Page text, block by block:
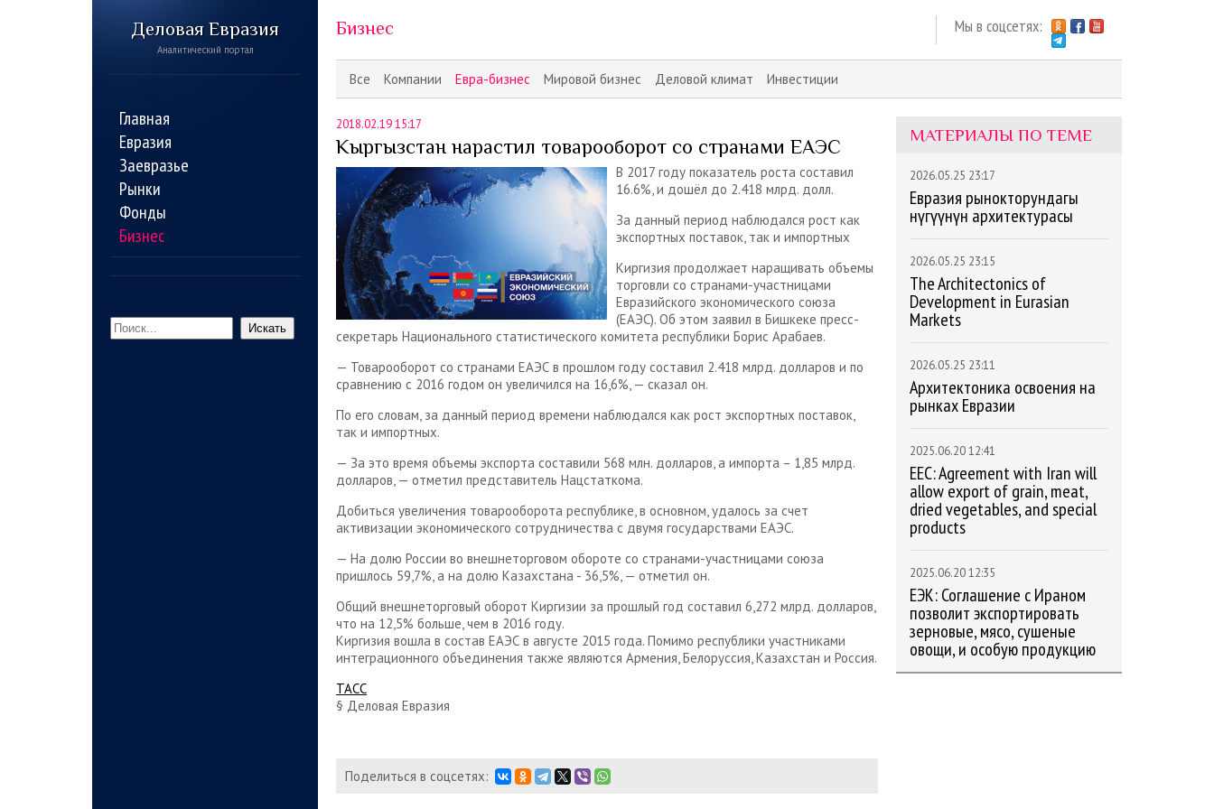
Деловая Евразия
Аналитический портал
Главная
Евразия
Заевразье
Рынки
Фонды
Бизнес
Искать
Мы в соцсетях:
Все Компании Евра-бизнес Мировой бизнес Деловой климат Инвестиции
Бизнес
2018.02.19 15:17
Кыргызстан нарастил товарооборот со странами ЕАЭС
В 2017 году показатель роста составил
16.6%, и дошёл до 2.418 млрд. долл.
За данный период наблюдался рост как
экспортных поставок, так и импортных
Киргизия продолжает наращивать объемы
торговли со странами-участницами
Евразийского экономического союза
(ЕАЭС). Об этом заявил в Бишкеке пресс-
секретарь Национального статистического комитета республики Борис Арабаев.
— Товарооборот со странами ЕАЭС в прошлом году составил 2.418 млрд. долларов и по
сравнению с 2016 годом он увеличился на 16,6%, — сказал он.
По его словам, за данный период времени наблюдался как рост экспортных поставок,
так и импортных.
— За это время объемы экспорта составили 568 млн. долларов, а импорта – 1,85 млрд.
долларов, — отметил представитель Нацстаткома.
Добиться увеличения товарооборота республике, в основном, удалось за счет
активизации экономического сотрудничества с двумя государствами ЕАЭС.
— На долю России во внешнеторговом обороте со странами-участницами союза
пришлось 59,7%, а на долю Казахстана - 36,5%, — отметил он.
Общий внешнеторговый оборот Киргизии за прошлый год составил 6,272 млрд. долларов,
что на 12,5% больше, чем в 2016 году.
Киргизия вошла в состав ЕАЭС в августе 2015 года. Помимо республики участниками
интеграционного объединения также являются Армения, Белоруссия, Казахстан и Россия.
ТАСС
§ Деловая Евразия
Поделиться в соцсетях:
МАТЕРИАЛЫ ПО ТЕМЕ
2026.05.25 23:17
Евразия рынокторундагы
өнүгүүнүн архитектурасы
2026.05.25 23:15
The Architectonics of
Development in Eurasian
Markets
2026.05.25 23:11
Архитектоника освоения на
рынках Евразии
2025.06.20 12:41
EEC: Agreement with Iran will
allow export of grain, meat,
dried vegetables, and special
products
2025.06.20 12:35
ЕЭК: Соглашение с Ираном
позволит экспортировать
зерновые, мясо, сушеные
овощи, и особую продукцию